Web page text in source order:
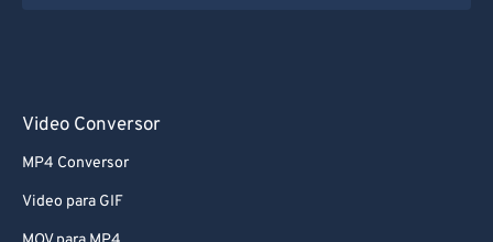
Video Conversor
MP4 Conversor
Video para GIF